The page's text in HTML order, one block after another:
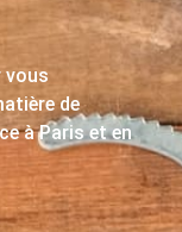
vous
de
à Paris et en